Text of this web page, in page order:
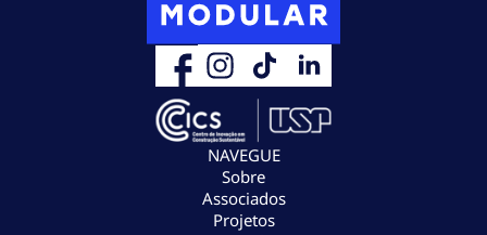
NAVEGUE
Sobre
Associados
Projetos